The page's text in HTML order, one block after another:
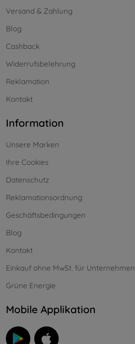
Versand & Zahlung
Blog
Cashback
Widerrufsbelehrung
Reklamation
Kontakt
Information
Unsere Marken
Ihre Cookies
Datenschutz
Reklamationsordnung
Geschäftsbedingungen
Blog
Kontakt
Einkauf ohne MwSt. für Unternehmen
Grüne Energie
Mobile Applikation